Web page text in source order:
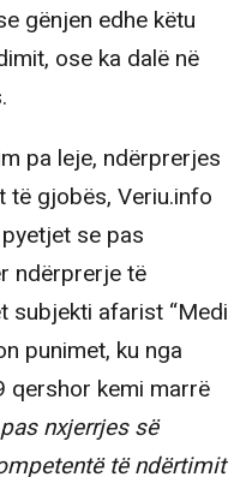
gënjen edhe këtu
ose ka dalë në
pa leje, ndërprerjes
të gjobës, Veriu.info
se pas
ndërprerje të
subjekti afarist “Medi
punimet, ku nga
qershor kemi marrë
nxjerrjes së
të ndërtimit